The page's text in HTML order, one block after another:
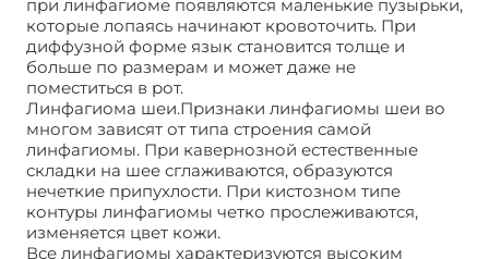
при линфагиоме появляются маленькие пузырьки,
которые лопаясь начинают кровоточить. При
диффузной форме язык становится толще и
больше по размерам и может даже не
поместиться в рот.
Линфагиома шеи.Признаки линфагиомы шеи во
многом зависят от типа строения самой
линфагиомы. При кавернозной естественные
складки на шее сглаживаются, образуются
нечеткие припухлости. При кистозном типе
контуры линфагиомы четко прослеживаются,
изменяется цвет кожи.
Все линфагиомы характеризуются высоким